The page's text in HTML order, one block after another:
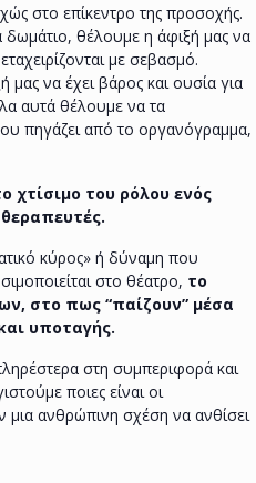
στο επίκεντρο της προσοχής.
θέλουμε η άφιξή μας να
με σεβασμό.
να έχει βάρος και ουσία για
αυτά θέλουμε να τα
πηγάζει από το οργανόγραμμα,
χτίσιμο του ρόλου ενός
κύρος» ή δύναμη που
στο θέατρο, το
στο πως “παίζουν” μέσα
υποταγής.
στη συμπεριφορά και
ποιες είναι οι
ανθρώπινη σχέση να ανθίσει